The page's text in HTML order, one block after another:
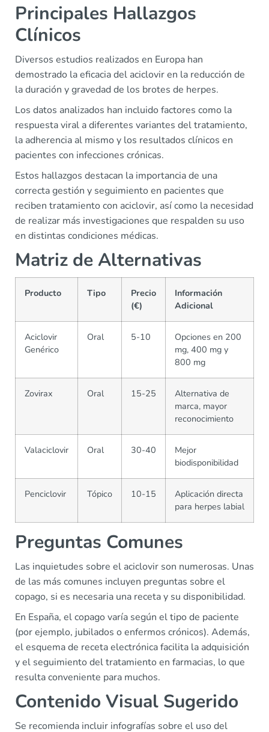
Principales Hallazgos
Clínicos
Diversos estudios realizados en Europa han
demostrado la eficacia del aciclovir en la reducción de
la duración y gravedad de los brotes de herpes.
Los datos analizados han incluido factores como la
respuesta viral a diferentes variantes del tratamiento,
la adherencia al mismo y los resultados clínicos en
pacientes con infecciones crónicas.
Estos hallazgos destacan la importancia de una
correcta gestión y seguimiento en pacientes que
reciben tratamiento con aciclovir, así como la necesidad
de realizar más investigaciones que respalden su uso
en distintas condiciones médicas.
Matriz de Alternativas
Producto Tipo
Precio
(€)
Información
Adicional
Aciclovir
Genérico
Oral 5-10
Opciones en 200
mg, 400 mg y
800 mg
Zovirax Oral 15-25
Alternativa de
marca, mayor
reconocimiento
Valaciclovir Oral 30-40
Mejor
biodisponibilidad
Penciclovir Tópico 10-15
Aplicación directa
para herpes labial
Preguntas Comunes
Las inquietudes sobre el aciclovir son numerosas. Unas
de las más comunes incluyen preguntas sobre el
copago, si es necesaria una receta y su disponibilidad.
En España, el copago varía según el tipo de paciente
(por ejemplo, jubilados o enfermos crónicos). Además,
el esquema de receta electrónica facilita la adquisición
y el seguimiento del tratamiento en farmacias, lo que
resulta conveniente para muchos.
Contenido Visual Sugerido
Se recomienda incluir infografías sobre el uso del